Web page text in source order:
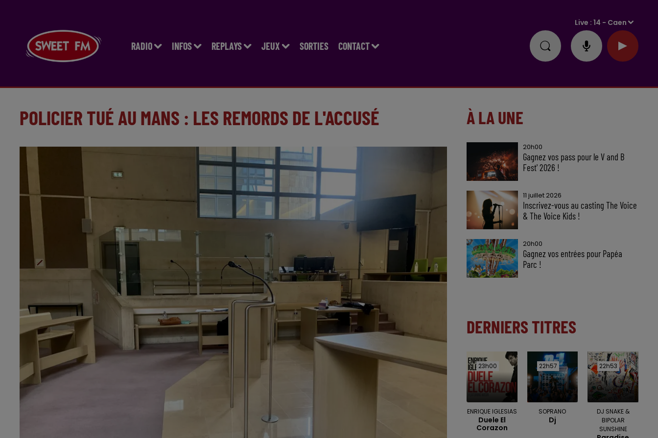
RADIO INFOS REPLAYS JEUX SORTIES CONTACT
Live :14 - Caen
POLICIER TUÉ AU MANS : LES REMORDS DE L'ACCUSÉ À LA UNE
20h00
Gagnez vos pass pour le V and B
Fest' 2026 !
11 juillet 2026
Inscrivez-vous au casting The Voice
& The Voice Kids !
20h00
Gagnez vos entrées pour Papéa
Parc !
DERNIERS TITRES
23h00
23h00
ENRIQUE IGLESIAS
Duele El
Corazon
22h57
22h57
SOPRANO
Dj
22h53
22h53
DJ SNAKE &
BIPOLAR
SUNSHINE